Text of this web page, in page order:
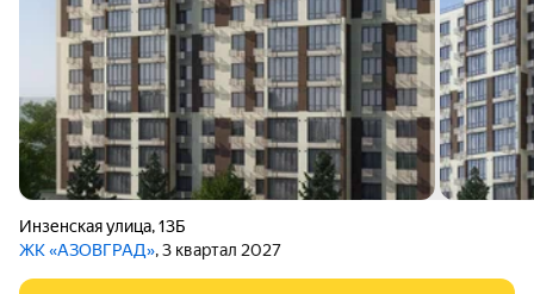
Инзенская улица,13Б
ЖК «АЗОВГРАД», 3 квартал 2027